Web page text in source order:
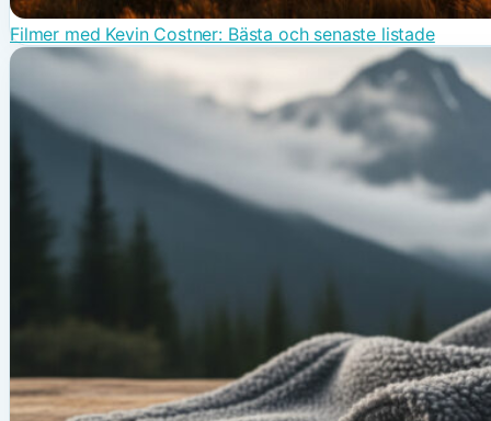
Filmer med Kevin Costner: Bästa och senaste listade